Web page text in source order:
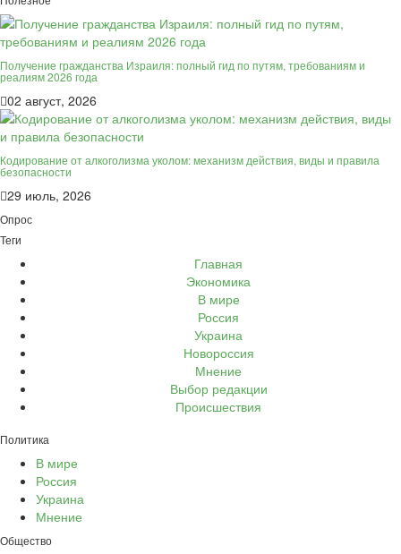
Получение гражданства Израиля: полный гид по путям, требованиям и
реалиям 2026 года
02 август, 2026
Кодирование от алкоголизма уколом: механизм действия, виды и правила
безопасности
29 июль, 2026
Опрос
Теги
Главная
Экономика
В мире
Россия
Украина
Новороссия
Мнение
Выбор редакции
Происшествия
Политика
В мире
Россия
Украина
Мнение
Общество